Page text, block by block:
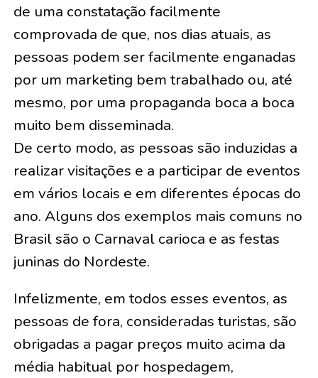
de uma constatação facilmente
comprovada de que, nos dias atuais, as
pessoas podem ser facilmente enganadas
por um marketing bem trabalhado ou, até
mesmo, por uma propaganda boca a boca
muito bem disseminada.
De certo modo, as pessoas são induzidas a
realizar visitações e a participar de eventos
em vários locais e em diferentes épocas do
ano. Alguns dos exemplos mais comuns no
Brasil são o Carnaval carioca e as festas
juninas do Nordeste.
Infelizmente, em todos esses eventos, as
pessoas de fora, consideradas turistas, são
obrigadas a pagar preços muito acima da
média habitual por hospedagem,